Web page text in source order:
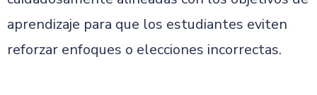
aprendizaje para que los estudiantes eviten
reforzar enfoques o elecciones incorrectas.